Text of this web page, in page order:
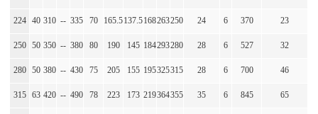
224 40 310 -- 335 70 165.5137.5168263250 24 6 370 23
250 50 350 -- 380 80 190 145 184293280 28 6 527 32
280 50 380 -- 430 75 205 155 195325315 28 6 700 46
315 63 420 -- 490 78 223 173 219364355 35 6 845 65